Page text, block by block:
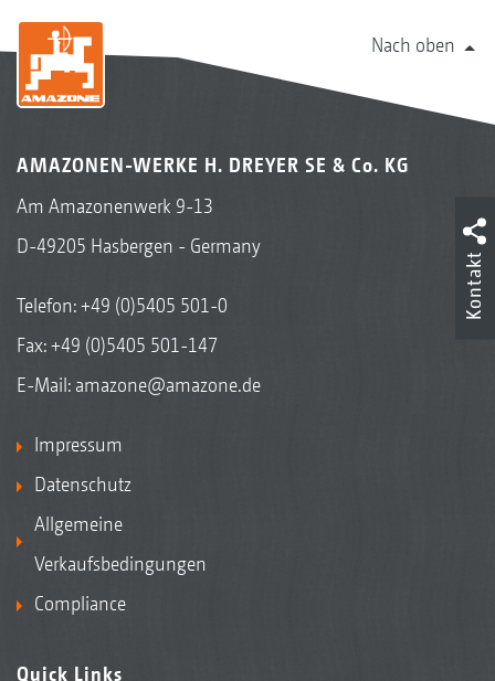
Nach oben
AMAZONEN-WERKE H. DREYER SE & Co. KG
Am Amazonenwerk 9-13
D-49205 Hasbergen - Germany
Telefon:+49 (0)5405 501-0
Fax: +49 (0)5405 501-147
E-Mail: amazone@amazone.de
Impressum
Datenschutz
Allgemeine
Verkaufsbedingungen
Compliance
Quick Links
Kontakt